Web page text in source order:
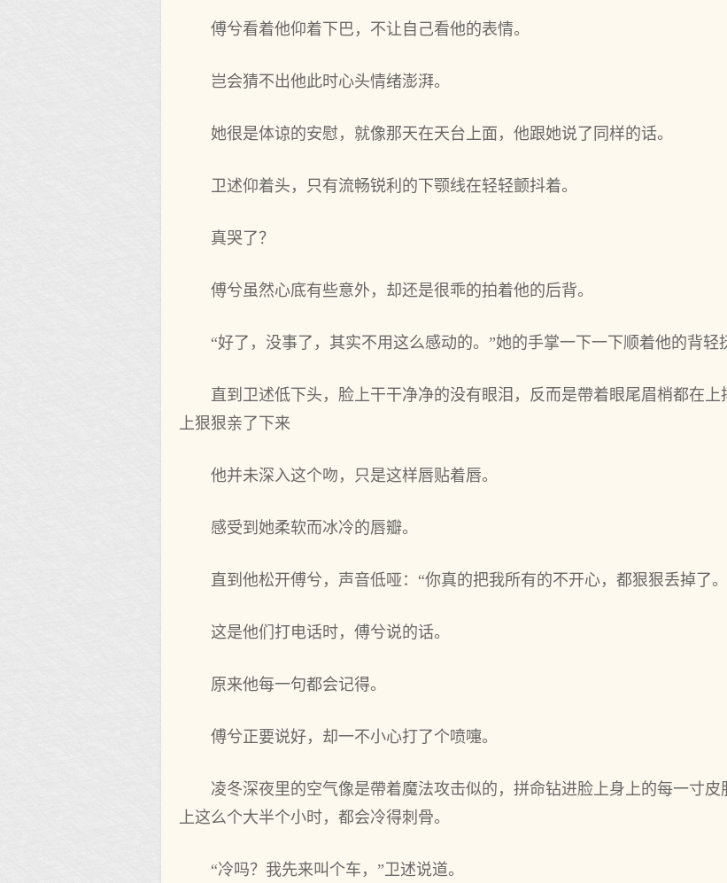
傅兮看着他仰着下巴，不让自己看他的表情。
岂会猜不出他此时心头情绪澎湃。
她很是体谅的安慰，就像那天在天台上面，他跟她说了同样的话。
卫述仰着头，只有流畅锐利的下颚线在轻轻颤抖着。
真哭了？
傅兮虽然心底有些意外，却还是很乖的拍着他的后背。
“好了，没事了，其实不用这么感动的。”她的手掌一下一下顺着他的背轻
直到卫述低下头，脸上干干净净的没有眼泪，反而是帶着眼尾眉梢都在
上狠狠亲了下来
他并未深入这个吻，只是这样唇贴着唇。
感受到她柔软而冰冷的唇瓣。
直到他松开傅兮，声音低哑：“你真的把我所有的不开心，都狠狠丢掉了
这是他们打电话时，傅兮说的话。
原来他每一句都会记得。
傅兮正要说好，却一不小心打了个喷嚏。
凌冬深夜里的空气像是帶着魔法攻击似的，拼命钻进脸上身上的每一寸
上这么个大半个小时，都会冷得刺骨。
“冷吗？我先来叫个车，”卫述说道。